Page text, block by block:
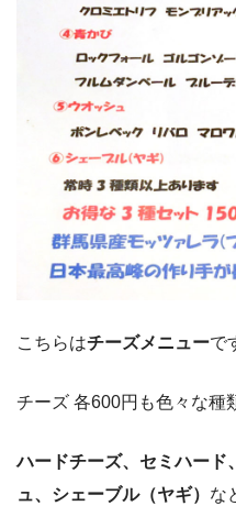
こちらはチーズメニューで
チーズ 各600円も色々な種
ハードチーズ、セミハード
ュ、シェーブル（ヤギ） な